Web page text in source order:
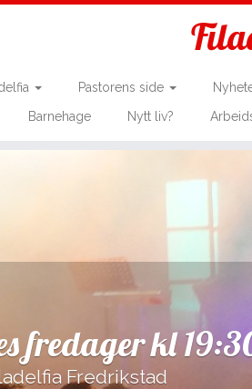
Pastorens side
Barnehage Nytt liv?
fredager kl
Fredrikstad